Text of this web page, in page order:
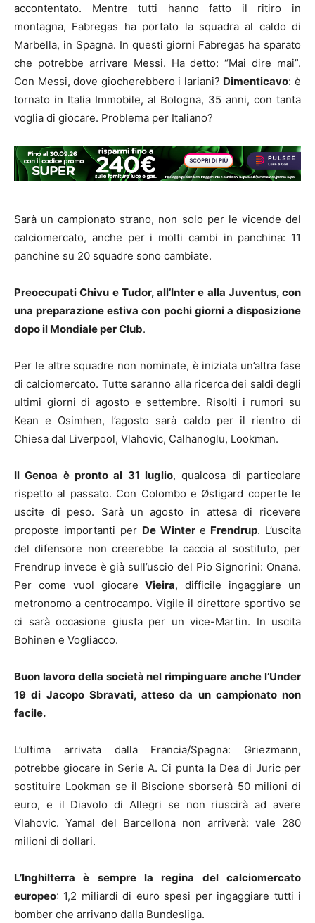
accontentato. Mentre tutti hanno fatto il ritiro in
montagna, Fabregas ha portato la squadra al caldo di
Marbella, in Spagna. In questi giorni Fabregas ha sparato
che potrebbe arrivare Messi. Ha detto: “Mai dire mai”.
Con Messi, dove giocherebbero i lariani? Dimenticavo: è
tornato in Italia Immobile, al Bologna, 35 anni, con tanta
voglia di giocare. Problema per Italiano?
Sarà un campionato strano, non solo per le vicende del
calciomercato, anche per i molti cambi in panchina: 11
panchine su 20 squadre sono cambiate.
Preoccupati Chivu e Tudor, all’Inter e alla Juventus, con
una preparazione estiva con pochi giorni a disposizione
dopo il Mondiale per Club.
Per le altre squadre non nominate, è iniziata un’altra fase
di calciomercato. Tutte saranno alla ricerca dei saldi degli
ultimi giorni di agosto e settembre. Risolti i rumori su
Kean e Osimhen, l’agosto sarà caldo per il rientro di
Chiesa dal Liverpool, Vlahovic, Calhanoglu, Lookman.
Il Genoa è pronto al 31 luglio, qualcosa di particolare
rispetto al passato. Con Colombo e Østigard coperte le
uscite di peso. Sarà un agosto in attesa di ricevere
proposte importanti per De Winter e Frendrup. L’uscita
del difensore non creerebbe la caccia al sostituto, per
Frendrup invece è già sull’uscio del Pio Signorini: Onana.
Per come vuol giocareVieira, difficile ingaggiare un
metronomo a centrocampo. Vigile il direttore sportivo se
ci sarà occasione giusta per un vice-Martin. In uscita
Bohinen e Vogliacco.
Buon lavoro della società nel rimpinguare anche l’Under
19 di Jacopo Sbravati, atteso da un campionato non
facile.
L’ultima arrivata dalla Francia/Spagna: Griezmann,
potrebbe giocare in Serie A. Ci punta la Dea di Juric per
sostituire Lookman se il Biscione sborserà 50 milioni di
euro, e il Diavolo di Allegri se non riuscirà ad avere
Vlahovic. Yamal del Barcellona non arriverà: vale 280
milioni di dollari.
L’Inghilterra è sempre la regina del calciomercato
europeo: 1,2 miliardi di euro spesi per ingaggiare tutti i
bomber che arrivano dalla Bundesliga.